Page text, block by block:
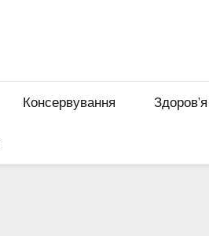
Консервування Здоров’я